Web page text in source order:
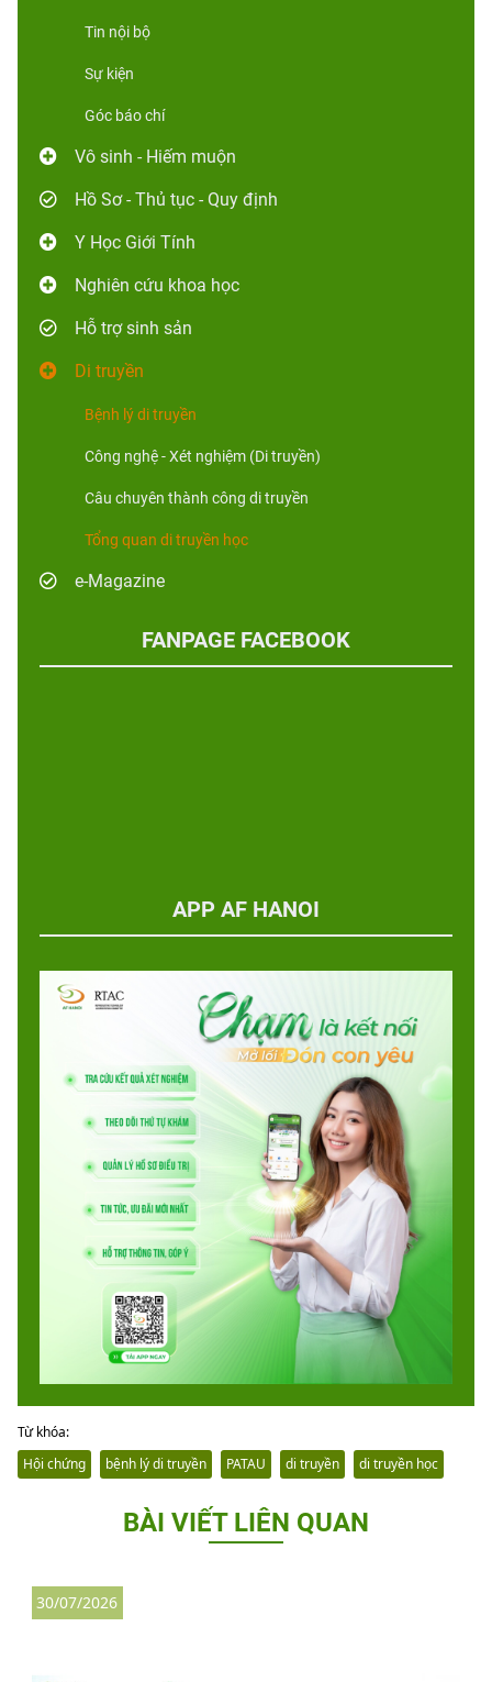
Tin nội bộ
Sự kiện
Góc báo chí
Vô sinh - Hiếm muộn
Hồ Sơ - Thủ tục - Quy định
Y Học Giới Tính
Nghiên cứu khoa học
Hỗ trợ sinh sản
Di truyền
Bệnh lý di truyền
Công nghệ - Xét nghiệm (Di truyền)
Câu chuyên thành công di truyền
Tổng quan di truyền học
e-Magazine
FANPAGE FACEBOOK
APP AF HANOI
Từ khóa:
Hội chứng
bệnh lý di truyền PATAU di truyền di truyền học
BÀI VIẾT LIÊN QUAN
30/07/2026